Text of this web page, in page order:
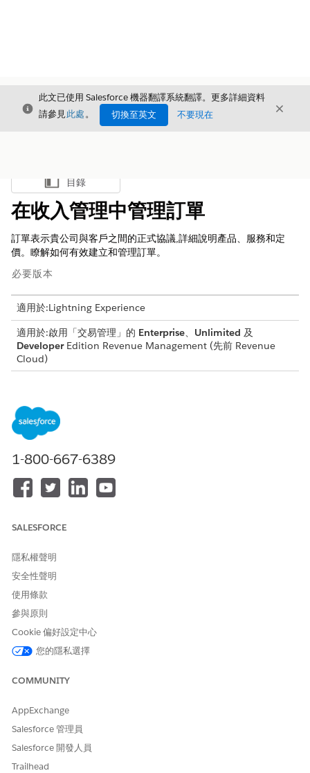
結束
此文已使用 Salesforce 機器翻譯系統翻譯。更多詳細資料
請參見此處。 切換至英文 不要現在 結束
顯示目錄
目錄
在收入管理中管理訂單
訂單表示貴公司與客戶之間的正式協議,詳細說明產品、服務和定
價。瞭解如何有效建立和管理訂單。
必要版本
適用於:Lightning Experience
適用於:啟用「交易管理」的 Enterprise、 Unlimited 及
DeveloperEdition Revenue Management (先前 Revenue
Cloud)
程可讓您管理需要立即履行的銷售,無須預先提供報價文件。
在收入管理中自動新增訂單應用程式使用類型
使用 Apex 觸發來填入「應用程式用量類型」欄位,以簡化訂單
建立。此欄位會建立記錄的應用程式內容。針對所有新訂單,它
會建立類型為 RevenueLifecycleManagement 的
AppUsageAssignments 記錄。
使用訂單生命週期定義訂單的可能狀態和轉換。例如,定義狀態,
態從「已提交」變更為「已處理」,並從「已處理」變更為「已
履行」。
訂單提交至動態收入協調流程
使用流程或 Apex 類別中的「提交銷售交易」可叫用動作,將銷
售交易提交至動態收入協調流程 (DRO) 以進行履行。透過記錄
觸發流程自動化此流程可確保所有符合資格的記錄在符合指定條
件時立即進入履行管道。自訂訂單版面配置以包含「協調流程計
度。
在收入管理中履行前修改已啟用的訂單
使用機上修訂或補充變更訂單,在啟用後但在履行前修改現有訂
視、簡化訂單修改,並改善準確性。
1-800-667-6389
SALESFORCE
隱私權聲明
安全性聲明
使用條款
參與原則
Cookie 偏好設定中心
您的隱私選擇
COMMUNITY
AppExchange
Salesforce 管理員
Salesforce 開發人員
Trailhead